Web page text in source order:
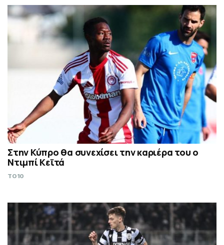
Στην Κύπρο θα συνεχίσει την καριέρα του ο
Ντιμπί Κεϊτά
TO10